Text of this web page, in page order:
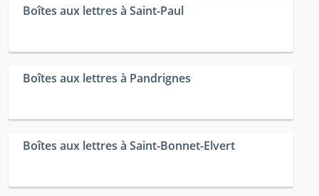
Boîtes aux lettres à Saint-Paul
Boîtes aux lettres à Pandrignes
Boîtes aux lettres à Saint-Bonnet-Elvert